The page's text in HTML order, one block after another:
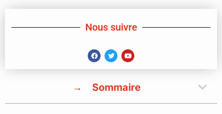
Nous suivre
Sommaire